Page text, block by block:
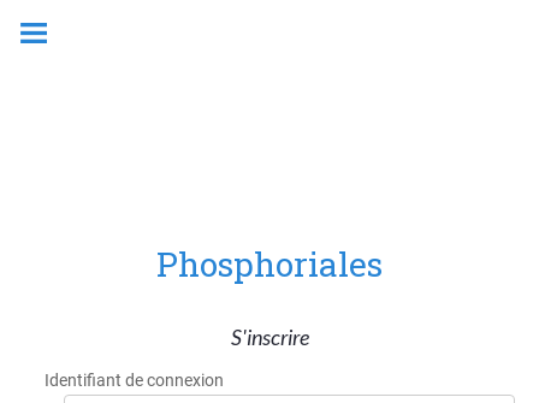
Phosphoriales
S'inscrire
Identifiant de connexion